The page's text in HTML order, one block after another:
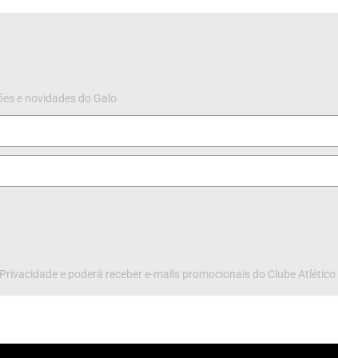
e novidades do Galo
e poderá receber e-mails promocionais do Clube Atlético